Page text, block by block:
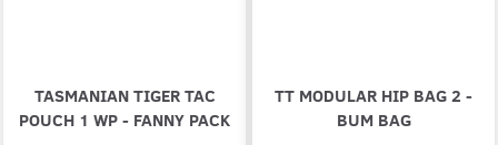
TASMANIAN TIGER TAC
POUCH 1 WP - FANNY PACK
TT MODULAR HIP BAG 2 -
BUM BAG